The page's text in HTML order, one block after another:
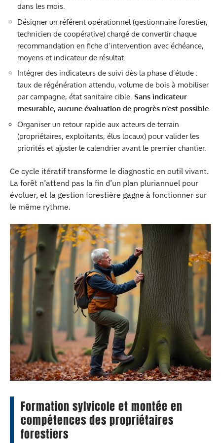
dans les mois.
Désigner un référent opérationnel (gestionnaire forestier,
technicien de coopérative) chargé de convertir chaque
recommandation en fiche d’intervention avec échéance,
moyens et indicateur de résultat.
Intégrer des indicateurs de suivi dès la phase d’étude :
taux de régénération attendu, volume de bois à mobiliser
par campagne, état sanitaire cible. Sans indicateur
mesurable, aucune évaluation de progrès n’est possible.
Organiser un retour rapide aux acteurs de terrain
(propriétaires, exploitants, élus locaux) pour valider les
priorités et ajuster le calendrier avant le premier chantier.
Ce cycle itératif transforme le diagnostic en outil vivant.
La forêt n’attend pas la fin d’un plan pluriannuel pour
évoluer, et la gestion forestière gagne à fonctionner sur
le même rythme.
Formation sylvicole et montée en
compétences des propriétaires
forestiers